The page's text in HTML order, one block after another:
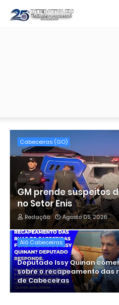
Cabeceiras (GO)
GM prende suspeitos
no Setor Enis
Redação Agosto 05, 2026
Alô Cabeceiras
Deputado Issy Quinan
sobre o recapeamento das
de Cabeceiras